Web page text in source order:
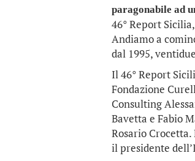
paragonabile ad
46° Report
Andiamo a
dal 1995,
Il 46° Report
Fondazione
Consulting
Bavetta e Fabio
Rosario
il presidente